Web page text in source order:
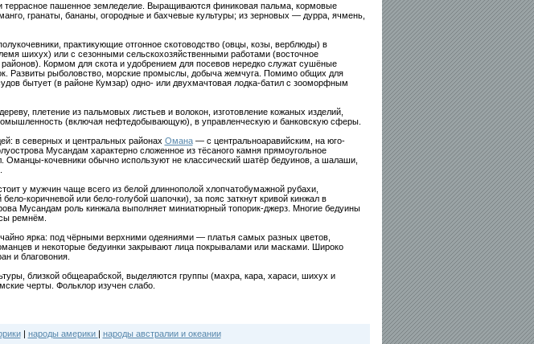
террасное пашенное земледелие. Выращиваются финиковая пальма, кормовые
гранаты, бананы, огородные и бахчевые культуры; из зерновых — дурра, ячмень,
практикующие отгонное скотоводство (овцы, козы, верблюды) в
шихух) или с сезонными сельскохозяйственными работами (восточное
Кормом для скота и удобрением для посевов нередко служат сушёные
Развиты рыболовство, морские промыслы, добыча жемчуга. Помимо общих для
бытует (в районе Кумзар) одно- или двухмачтовая лодка-батил с зооморфным
плетение из пальмовых листьев и волокон, изготовление кожаных изделий,
(включая нефтедобывающую), в управленческую и банковскую сферы.
в северных и центральных районах Омана— с центральноаравийским, на юго-
Мусандам характерно сложенное из тёсаного камня прямоугольное
Оманцы-кочевники обычно используют не классический шатёр бедуинов, а шалаши,
у мужчин чаще всего из белой длиннополой хлопчатобумажной рубахи,
коричневой или бело-голубой шапочки), за пояс заткнут кривой кинжал в
Мусандам роль кинжала выполняет миниатюрный топорик-джерз. Многие бедуины
ремнём.
ярка: под чёрными верхними одеяниями — платья самых разных цветов,
и некоторые бедуинки закрывают лица покрывалами или масками. Широко
и благовония.
близкой общеарабской, выделяются группы (махра, кара, хараси, шихух и
черты. Фольклор изучен слабо.
| народы америки | народы австралии и океании